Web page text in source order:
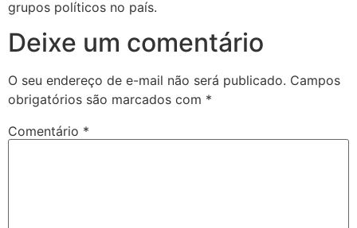
grupos políticos no país.
Deixe um comentário
O seu endereço de e-mail não será publicado. Campos
obrigatórios são marcados com *
Comentário *